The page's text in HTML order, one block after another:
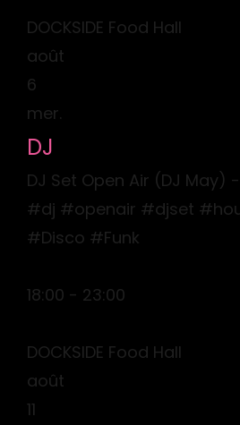
DOCKSIDE Food Hall
août
6
mer.
DJ
DJ Set Open Air (DJ May)
#dj #openair #djset
#Disco #Funk
18:00 - 23:00
DOCKSIDE Food Hall
août
11